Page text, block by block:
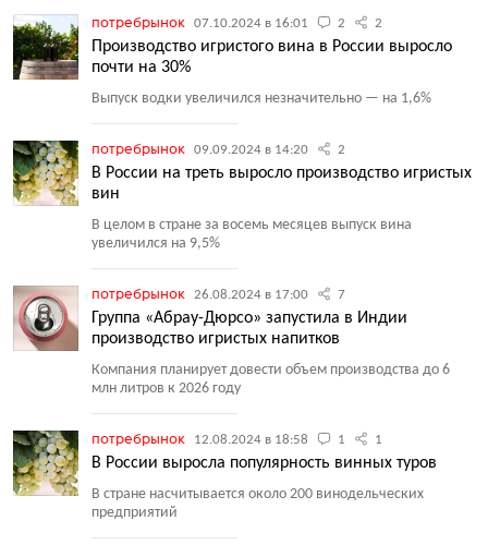
потребрынок 07.10.2024 в 16:01 2 2
Производство игристого вина в России выросло
почти на 30%
Выпуск водки увеличился незначительно — на 1,6%
потребрынок 09.09.2024 в 14:20 2
В России на треть выросло производство игристых
вин
В целом в стране за восемь месяцев выпуск вина
увеличился на 9,5%
потребрынок 26.08.2024 в 17:00 7
Группа «Абрау-Дюрсо» запустила в Индии
производство игристых напитков
Компания планирует довести объем производства до 6
млн литров к 2026 году
потребрынок 12.08.2024 в 18:58 1 1
В России выросла популярность винных туров
В стране насчитывается около 200 винодельческих
предприятий